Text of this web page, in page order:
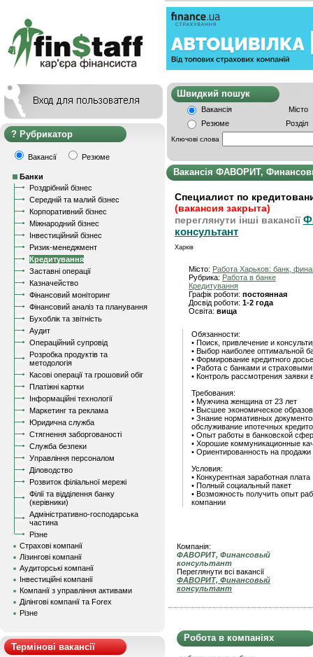
Рубрикатор
Вакансії Резюме
Банки
Роздрібний бізнес
Середній та малий бізнес
Корпоративний бізнес
Міжнародний бізнес
Інвестиційний бізнес
Ризик-менеджмент
Кредитування
Заставні операції
Казначейство
Фінансовий моніторинг
Фінансовий аналіз та планування
Бухоблік та звітність
Аудит
Операційний супровід
Розробка продуктів та
методологія
Касові операції та грошовий обіг
Платіжні картки
Інформаційні технології
Маркетинг та реклама
Юридична служба
Стягнення заборгованості
Служба безпеки
Управління персоналом
Діловодство
Розвиток філіальної мережі
Філії та відділення банку
(керівники)
Адміністративно-господарська
частина
Різне
Страхові компанії
Лізингові компанії
Аудиторські компанії
Інвестиційні компанії
Компанії з управління активами
Ділінгові компанії та Forex
Різне
Термінові вакансії
Швидкий
Вакансія
Місто
Резюме
Розділ
Ключові слова
Вакансія ФАВОРИТ,
Специалист по
(вакансия закрыта)
переглянути інші вакансії
консультант
Харків
Місто: Работа Харьков: банк,
Рубрика: Работа в банке
Кредитування
Графік роботи: постоянная
Досвід роботи: 1-2 года
Освіта: вища
Обязанности:
• Поиск, привлечение и
• Выбор наиболее оптимальной
• Формирование кредитного досье
• Работа с банками и
• Контроль рассмотрения заявки
Требования:
• Мужчина женщина от 23 лет
• Высшее экономическое
• Знание нормативных
обслуживание ипотечных
• Опыт работы в банковской
• Хорошие коммуникационные
• Ориентированность на продажи
Условия:
• Конкурентная заработная плата
• Полный социальный пакет
• Возможность получить опыт
компании
Компанія:
ФАВОРИТ, Финансовый
консультант
Переглянути всі вакансії
ФАВОРИТ, Финансовый
консультант
Робота в компаніях